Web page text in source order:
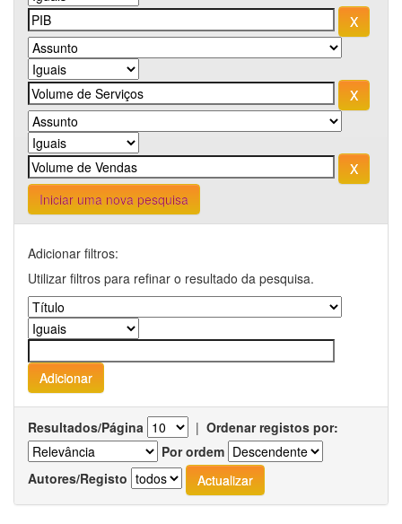
Iniciar uma nova pesquisa
Adicionar filtros:
Utilizar filtros para refinar o resultado da pesquisa.
Resultados/Página | Ordenar registos por:
Por ordem
Autores/Registo